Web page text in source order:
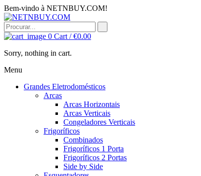
Bem-vindo à NETNBUY.COM!
0 Cart /€0.00
Sorry, nothing in cart.
Menu
Grandes Eletrodomésticos
Arcas
Arcas Horizontais
Arcas Verticais
Congeladores Verticais
Frigoríficos
Combinados
Frigoríficos 1 Porta
Frigoríficos 2 Portas
Side by Side